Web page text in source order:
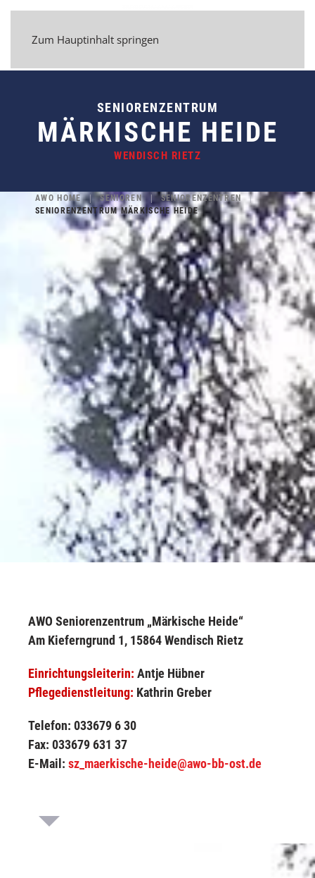
Zum Hauptinhalt springen
SENIORENZENTRUM
MÄRKISCHE HEIDE
WENDISCH RIETZ
AWO HOME SENIOREN
SENIORENZENTREN
SENIORENZENTRUM MÄRKISCHE HEIDE
AWO Seniorenzentrum „Märkische Heide“
Am Kieferngrund 1, 15864 Wendisch Rietz
Einrichtungsleiterin: Antje Hübner
Pflegedienstleitung: Kathrin Greber
Telefon: 033679 6 30
Fax: 033679 631 37
E-Mail: sz_maerkische-heide@awo-bb-ost.de